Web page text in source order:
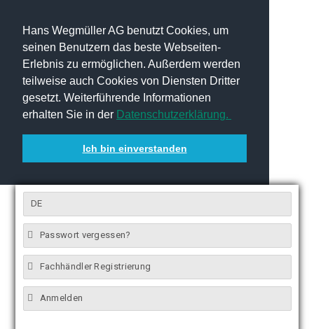
Hans Wegmüller AG benutzt Cookies, um
seinen Benutzern das beste Webseiten-
Erlebnis zu ermöglichen. Außerdem werden
teilweise auch Cookies von Diensten Dritter
gesetzt. Weiterführende Informationen
erhalten Sie in der Datenschutzerklärung.
Ich bin einverstanden
DE
Passwort vergessen?
Fachhändler Registrierung
Anmelden